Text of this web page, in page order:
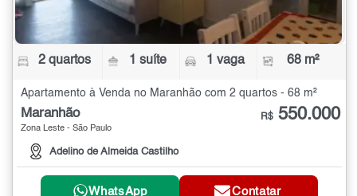
2 quartos 1 suíte 1 vaga 68 m²
Apartamento à Venda no Maranhão com 2 quartos - 68 m²
Maranhão
Zona Leste - São Paulo
Adelino de Almeida Castilho
R$ 550.000
WhatsApp Contatar